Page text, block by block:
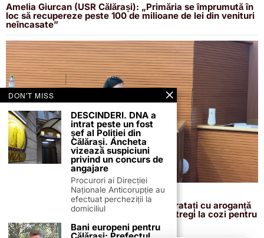
Amelia Giurcan (USR Călărași): „Primăria se împrumută în
loc să recupereze peste 100 de milioane de lei din venituri
neîncasate”
28 septembrie 2025
Amelia Giurcan (USR): „Cetățenii sunt tratați cu aroganță
la Taxe și Impozite. Oamenii stau ore întregi la cozi pentru
a fi trimiși la plimbare”
DON'T MISS
DESCINDERI. DNA a
intrat peste un fost
șef al Poliției din
Călărași. Ancheta
vizează suspiciuni
privind un concurs de
angajare
Procurori ai Direcției
Naționale Anticorupție au
efectuat percheziții la
domiciliul
Bani europeni pentru